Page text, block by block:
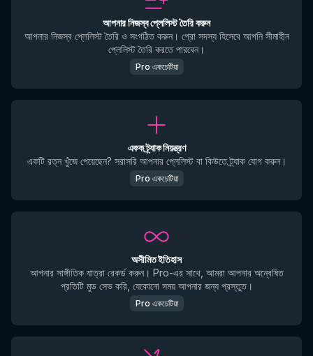
আপনার নিজস্ব প্লেলিস্ট তৈরি করুন
আপনার নিজস্ব প্লেলিস্ট তৈরি ও সংগঠিত করুন। প্রো সদস্য হিসেবে আপনি সীমাহীন
প্লেলিস্ট তৈরি করতে পারবেন।
Pro একচেটিয়া
একক ট্র্যাক নিয়ন্ত্রণ
একটি রত্ন খুঁজে পেয়েছেন? সরাসরি আপনার প্লেলিস্ট বা কিউতে ট্র্যাক যোগ করুন।
Pro একচেটিয়া
অসীমিত ইতিহাস
আপনার সাঙ্গীতিক যাত্রা রেকর্ড করুন। Pro-এর সাথে, আমরা আপনার অন্বেষিত
প্রতিটি মুড সেভ করি, যেকোনো সময় আপনার জন্য প্রস্তুত।
Pro একচেটিয়া